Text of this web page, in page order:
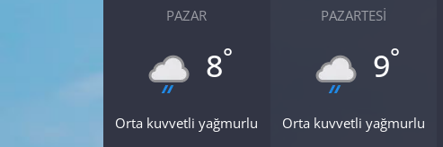
PAZAR
8°
Orta kuvvetli yağmurlu
PAZARTESI
9°
Orta kuvvetli yağmurlu